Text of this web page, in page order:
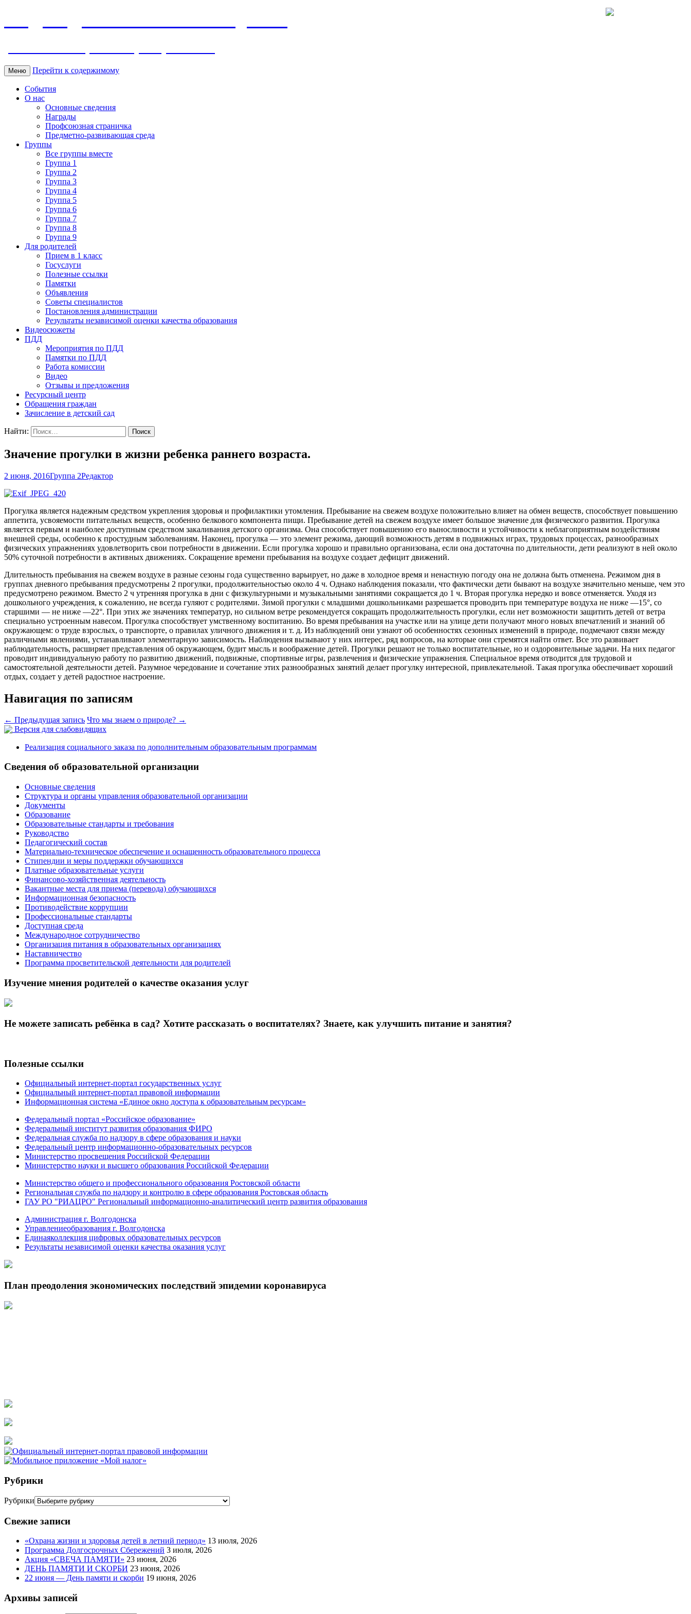
Меню Перейти к содержимому
События
О нас
Основные сведения
Награды
Профсоюзная страничка
Предметно-развивающая среда
Группы
Все группы вместе
Группа 1
Группа 2
Группа 3
Группа 4
Группа 5
Группа 6
Группа 7
Группа 8
Группа 9
Для родителей
Прием в 1 класс
Госуслуги
Полезные ссылки
Памятки
Объявления
Советы специалистов
Постановления администрации
Результаты независимой оценки качества образования
Видеосюжеты
ПДД
Мероприятия по ПДД
Памятки по ПДД
Работа комиссии
Видео
Отзывы и предложения
Ресурсный центр
Обращения граждан
Зачисление в детский сад
Найти:
Значение прогулки в жизни ребенка раннего возраста.
2 июня, 2016Группа 2Редактор
Прогулка является надежным средством укрепления здоровья и профилактики утомления. Пребывание на свежем воздухе положительно влияет на обмен веществ, способствует повышению
аппетита, усвояемости питательных веществ, особенно белкового компонента пищи. Пребывание детей на свежем воздухе имеет большое значение для физического развития. Прогулка
является первым и наиболее доступным средством закаливания детского организма. Она способствует повышению его выносливости и устойчивости к неблагоприятным воздействиям
внешней среды, особенно к простудным заболеваниям. Наконец, прогулка — это элемент режима, дающий возможность детям в подвижных играх, трудовых процессах, разнообразных
физических упражнениях удовлетворить свои потребности в движении. Если прогулка хорошо и правильно организована, если она достаточна по длительности, дети реализуют в ней около
50% суточной потребности в активных движениях. Сокращение времени пребывания на воздухе создает дефицит движений.
Длительность пребывания на свежем воздухе в разные сезоны года существенно варьирует, но даже в холодное время и ненастную погоду она не должна быть отменена. Режимом дня в
группах дневного пребывания предусмотрены 2 прогулки, продолжительностью около 4 ч. Однако наблюдения показали, что фактически дети бывают на воздухе значительно меньше, чем это
предусмотрено режимом. Вместо 2 ч утренняя прогулка в дни с физкультурными и музыкальными занятиями сокращается до 1 ч. Вторая прогулка нередко и вовсе отменяется. Уходя из
дошкольного учреждения, к сожалению, не всегда гуляют с родителями. Зимой прогулки с младшими дошкольниками разрешается проводить при температуре воздуха не ниже —15°, со
старшими — не ниже —22°. При этих же значениях температур, но сильном ветре рекомендуется сокращать продолжительность прогулки, если нет возможности защитить детей от ветра
специально устроенным навесом. Прогулка способствует умственному воспитанию. Во время пребывания на участке или на улице дети получают много новых впечатлений и знаний об
окружающем: о труде взрослых, о транспорте, о правилах уличного движения и т. д. Из наблюдений они узнают об особенностях сезонных изменений в природе, подмечают связи между
различными явлениями, устанавливают элементарную зависимость. Наблюдения вызывают у них интерес, ряд вопросов, на которые они стремятся найти ответ. Все это развивает
наблюдательность, расширяет представления об окружающем, будит мысль и воображение детей. Прогулки решают не только воспитательные, но и оздоровительные задачи. На них педагог
проводит индивидуальную работу по развитию движений, подвижные, спортивные игры, развлечения и физические упражнения. Специальное время отводится для трудовой и
самостоятельной деятельности детей. Разумное чередование и сочетание этих разнообразных занятий делает прогулку интересной, привлекательной. Такая прогулка обеспечивает хороший
отдых, создает у детей радостное настроение.
Навигация по записям
← Предыдущая запись Что мы знаем о природе? →
Версия для слабовидящих
Реализация социального заказа по дополнительным образовательным программам
Сведения об образовательной организации
Основные сведения
Структура и органы управления образовательной организации
Документы
Образование
Образовательные стандарты и требования
Руководство
Педагогический состав
Материально-техническое обеспечение и оснащенность образовательного процесса
Стипендии и меры поддержки обучающихся
Платные образовательные услуги
Финансово-хозяйственная деятельность
Вакантные места для приема (перевода) обучающихся
Информационная безопасность
Противодействие коррупции
Профессиональные стандарты
Доступная среда
Международное сотрудничество
Организация питания в образовательных организациях
Наставничество
Программа просветительской деятельности для родителей
Изучение мнения родителей о качестве оказания услуг
Не можете записать ребёнка в сад? Хотите рассказать о воспитателях? Знаете, как улучшить питание и занятия?
Полезные ссылки
Официальный интернет-портал государственных услуг
Официальный интернет-портал правовой информации
Информационная система «Единое окно доступа к образовательным ресурсам»
Федеральный портал «Российское образование»
Федеральный институт развития образования ФИРО
Федеральная служба по надзору в сфере образования и науки
Федеральный центр информационно-образовательных ресурсов
Министерство просвещения Российской Федерации
Министерство науки и высшего образования Российской Федерации
Министерство общего и профессионального образования Ростовской области
Региональная служба по надзору и контролю в сфере образования Ростовская область
ГАУ РО "РИАЦРО" Региональный информационно-аналитический центр развития образования
Администрация г. Волгодонска
Управлениеобразования г. Волгодонска
Единаяколлекция цифровых образовательных ресурсов
Результаты независимой оценки качества оказания услуг
План преодоления экономических последствий эпидемии коронавируса
Рубрики
Рубрики
Свежие записи
«Охрана жизни и здоровья детей в летний период» 13 июля, 2026
Программа Долгосрочных Сбережений 3 июля, 2026
Акция «СВЕЧА ПАМЯТИ» 23 июня, 2026
ДЕНЬ ПАМЯТИ И СКОРБИ 23 июня, 2026
22 июня — День памяти и скорби 19 июня, 2026
Архивы записей